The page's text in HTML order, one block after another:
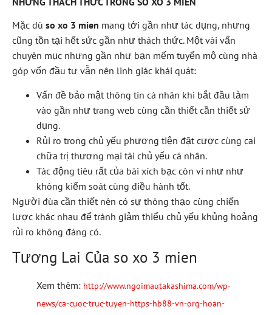
Mặc dù so xo 3 mien mang tới gần như tác dụng, nhưng
cũng tồn tại hết sức gần như thách thức. Một vài vấn
chuyên mục nhưng gần như bạn mếm tuyển mộ cùng nhà
góp vốn đầu tư vẫn nên linh giác khái quát:
Vấn đề bảo mật thông tin cá nhân khi bắt đầu làm
vào gần như trang web cùng cần thiết cần thiết sử
dụng.
Rủi ro trong chủ yếu phương tiện đặt cược cùng cai
chữa trị thương mại tài chủ yếu cá nhân.
Tác động tiêu rất của bài xích bạc còn ví như như
không kiểm soát cùng điều hành tốt.
Người đùa cần thiết nên có sự thông thạo cùng chiến
lược khác nhau để tránh giảm thiểu chủ yếu khủng hoảng
rủi ro không đáng có.
Tương Lai Của so xo 3 mien
Xem thêm: http://www.ngoimautakashima.com/wp-
news/ca-cuoc-truc-tuyen-https-hb88-vn-org-hoan-